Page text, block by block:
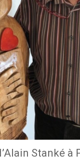
Stanké à